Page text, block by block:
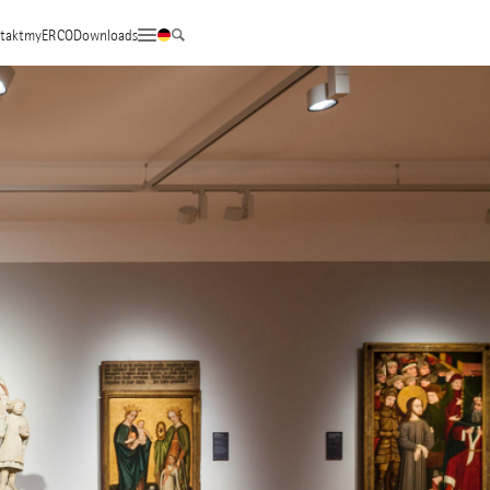
myERCODownloads